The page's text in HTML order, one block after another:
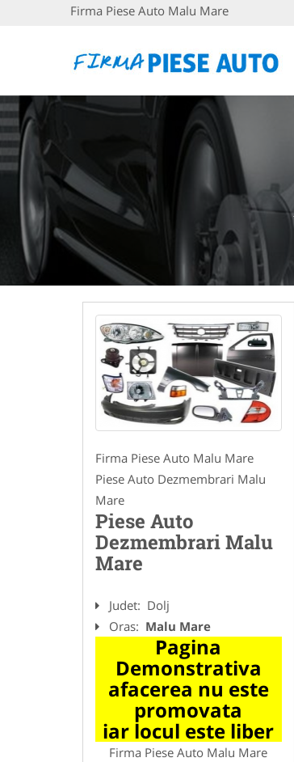
Firma Piese Auto Malu Mare
Firma Piese Auto Malu Mare
Piese Auto Dezmembrari Malu
Mare
Piese Auto
Dezmembrari Malu
Mare
Judet: Dolj
Oras: Malu Mare
Pagina
Demonstrativa
afacerea nu este
promovata
iar locul este liber
Firma Piese Auto Malu Mare